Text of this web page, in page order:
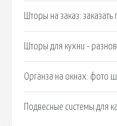
Шторы на заказ:
Шторы для кухни -
Органза на окнах: фото
Подвесные системы для